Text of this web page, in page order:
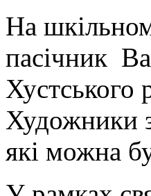
На
пасічник
Хустського
Художники
які можна